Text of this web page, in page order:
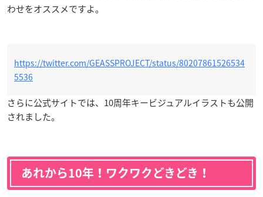
わせをオススメですよ。
https://twitter.com/GEASSPROJECT/status/80207861526534
5536
さらに公式サイトでは、10周年キービジュアルイラストも公開
されました。
あれから10年！ワクワクどきどき！